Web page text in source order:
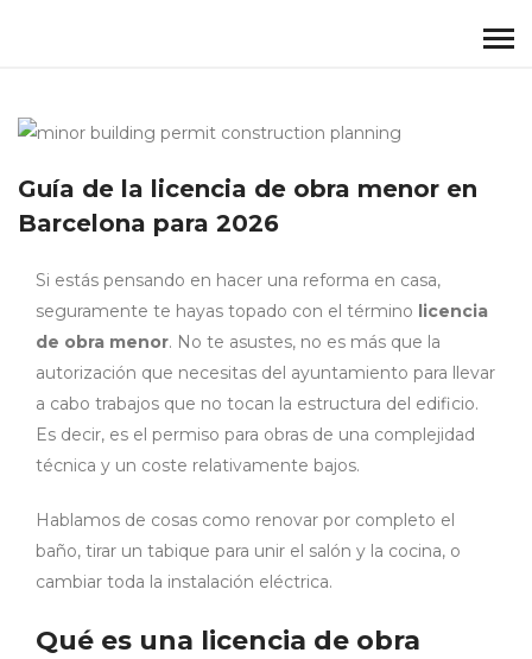
Guía de la licencia de obra menor en
Barcelona para 2026
Si estás pensando en hacer una reforma en casa,
seguramente te hayas topado con el término licencia
de obra menor. No te asustes, no es más que la
autorización que necesitas del ayuntamiento para llevar
a cabo trabajos que no tocan la estructura del edificio.
Es decir, es el permiso para obras de una complejidad
técnica y un coste relativamente bajos.
Hablamos de cosas como renovar por completo el
baño, tirar un tabique para unir el salón y la cocina, o
cambiar toda la instalación eléctrica.
Qué es una licencia de obra